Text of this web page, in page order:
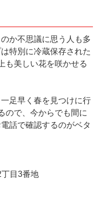
か不思議に思う人も多
特別に冷蔵保存された
も美しい花を咲かせる
足早く春を見つけに行
ので、今からでも間に
話で確認するのがベタ
目3番地